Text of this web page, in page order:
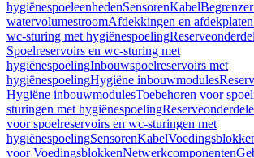
hygiënespoeleenhedenSensorenKabel
watervolumestroomAfdekkingen en afdekplaten
wc-sturing met hygiënespoeling
Spoelreservoirs en wc-sturing met
hygiënespoelingInbouwspoelreservoirs met
hygiënespoelingHygiëne inbouwmodules
Hygiëne inbouwmodulesToebehoren voor
sturingen met hygiënespoeling
voor spoelreservoirs en wc-sturingen met
hygiënespoelingSensorenKabel
voor VoedingsblokkenNetwerkcomponenten